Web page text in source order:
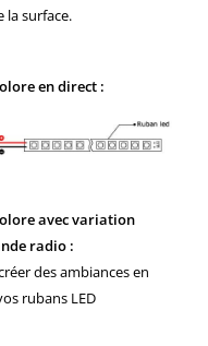
la surface.
en direct :
avec variation
radio :
des ambiances en
rubans LED